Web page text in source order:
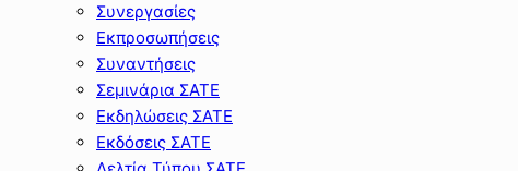
Συνεργασίες
Εκπροσωπήσεις
Συναντήσεις
Σεμινάρια ΣΑΤΕ
Εκδηλώσεις ΣΑΤΕ
Εκδόσεις ΣΑΤΕ